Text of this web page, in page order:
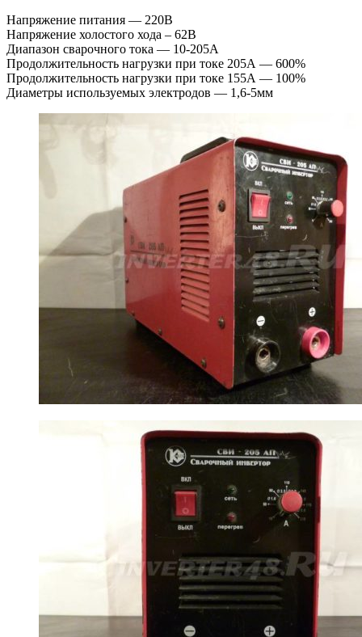
Напряжение питания — 220В
Напряжение холостого хода – 62В
Диапазон сварочного тока — 10-205А
Продолжительность нагрузки при токе 205А — 600%
Продолжительность нагрузки при токе 155А — 100%
Диаметры используемых электродов — 1,6-5мм